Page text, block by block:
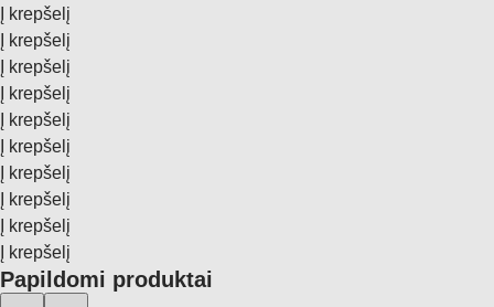
Į krepšelį
Į krepšelį
Į krepšelį
Į krepšelį
Į krepšelį
Į krepšelį
Į krepšelį
Į krepšelį
Į krepšelį
Į krepšelį
Papildomi produktai